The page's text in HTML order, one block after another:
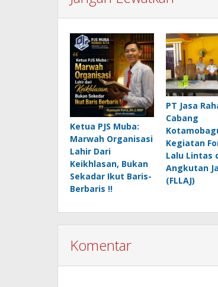
Ketua PJS Muba:
Marwah Organisasi
Lahir Dari
Keikhlasan, Bukan
Sekadar Ikut Baris-
Berbaris !!
PT Jasa
Cabang
Kegiatan
Lalu Lintas
Angkutan
(FLLAJ)
Komentar